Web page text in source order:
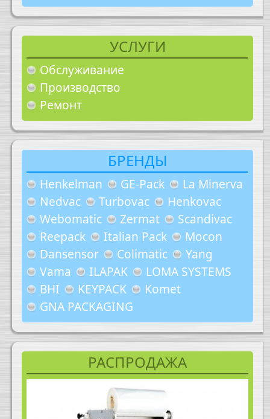
УСЛУГИ
Обслуживание
Производство
Ремонт
БРЕНДЫ
Henkelman GE-Pack
La Minerva
Nedvac
Turbovac
Henkovac
Webomatic
Zermat
Scandivac
Reepack
Italian Pack
Mocon
Dansensor
Colimatic
Yang
Vama
ILAPAK
LOMA SYSTEMS
BHI
KEYPACK
Komet
GNA PACKAGING
РАСПРОДАЖА